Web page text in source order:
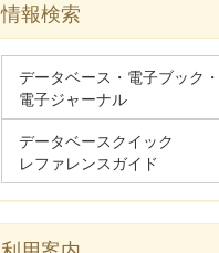
情報検索
データベース・電子ブック・
電子ジャーナル
データベースクイック
レファレンスガイド